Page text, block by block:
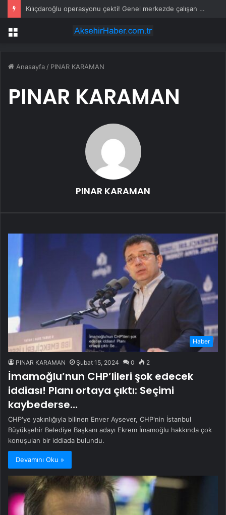
Kılıçdaroğlu operasyonu çekti! Genel merkezde çalışan 24 kişi işten çıkarıldı
Menü
Anasayfa / PINAR KARAMAN
PINAR KARAMAN
PINAR KARAMAN
Haber
PINAR KARAMAN Şubat 15, 2024 0 2
İmamoğlu’nun CHP’lileri şok edecek
iddiası! Planı ortaya çıktı: Seçimi
kaybederse…
CHP'ye yakınlığıyla bilinen Enver Aysever, CHP'nin İstanbul
Büyükşehir Belediye Başkanı adayı Ekrem İmamoğlu hakkında çok
konuşulan bir iddiada bulundu.
Devamını Oku »